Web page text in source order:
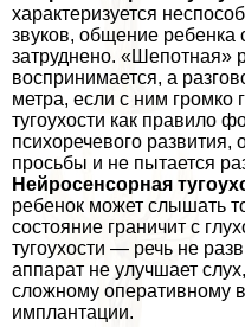
хаpaктеризуется
звуков, общение
затруднено. «Шепотная»
воспринимается, а
метра, если с ним громко
тугоухости как правило
психоречевого
просьбы и не пытается
Нейросенсорная
ребенок может слышать
состояние граничит с
тугоухости — речь не
аппарат не улучшает
сложному оперативному
имплантации.